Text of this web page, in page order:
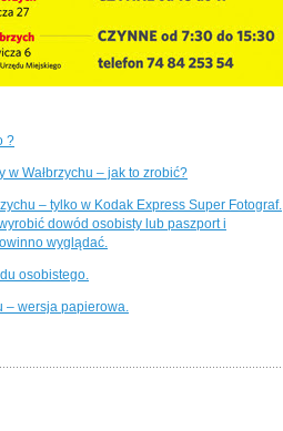
?
Wałbrzychu – jak to zrobić?
– tylko w Kodak Express Super Fotograf.
dowód osobisty lub paszport i
wyglądać.
osobistego.
– wersja papierowa.